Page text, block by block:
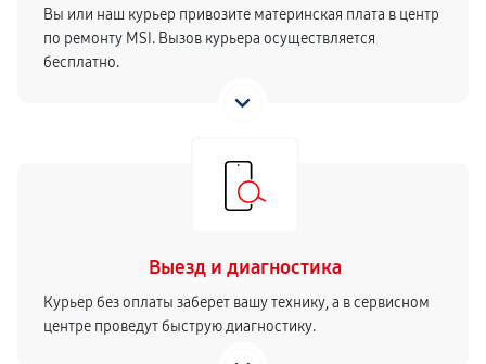
Вы или наш курьер привозите материнская плата в центр
по ремонту MSI. Вызов курьера осуществляется
бесплатно.
Выезд и диагностика
Курьер без оплаты заберет вашу технику, а в сервисном
центре проведут быструю диагностику.